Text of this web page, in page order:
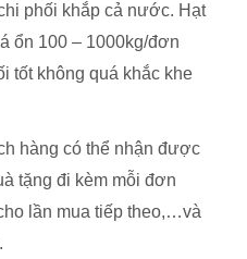
phối khắp cả nước. Hạt
ổn 100 – 1000kg/đơn
tốt không quá khắc khe
hàng có thể nhận được
tặng đi kèm mỗi đơn
lần mua tiếp theo,…và